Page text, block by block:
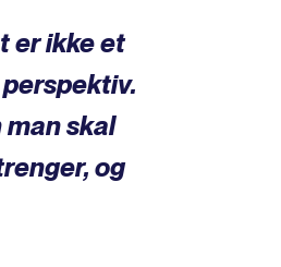
er ikke et
skal
og